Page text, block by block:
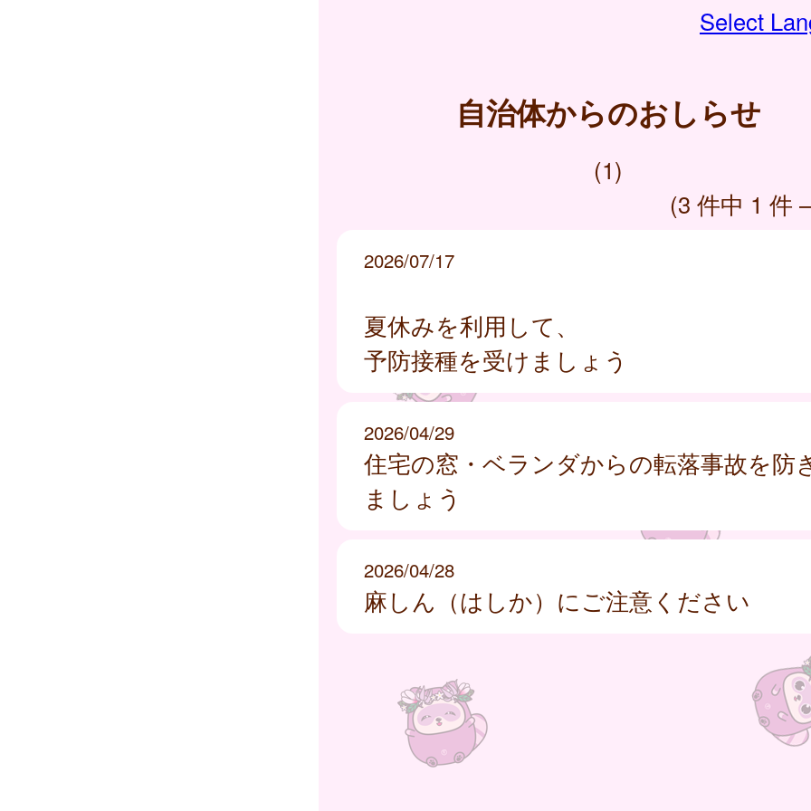
Select
自治体からのおしらせ
(1)
(3 件中 1 件
2026/07/17
夏休みを利用して、
予防接種を受けましょう
2026/04/29
住宅の窓・ベランダからの転落事故を防
ましょう
2026/04/28
麻しん（はしか）にご注意ください